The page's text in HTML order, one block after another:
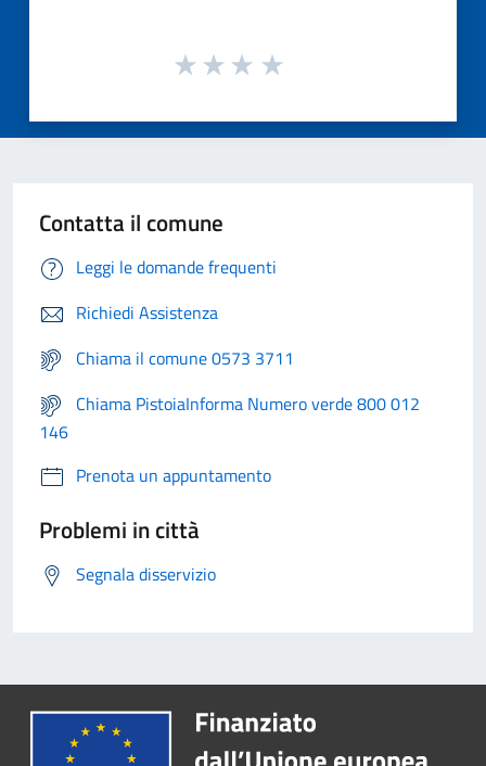
Contatta il comune
Leggi le domande frequenti
Richiedi Assistenza
Chiama il comune 0573 3711
Chiama PistoiaInforma Numero verde 800 012
146
Prenota un appuntamento
Problemi in città
Segnala disservizio